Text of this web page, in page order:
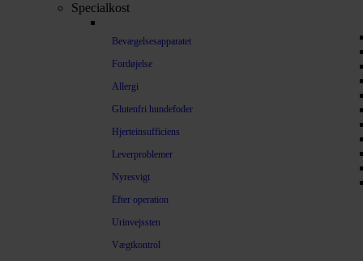
Specialkost
Bevægelsesapparatet
Fordøjelse
Allergi
Glutenfri hundefoder
Hjerteinsufficiens
Leverproblemer
Nyresvigt
Efter operation
Urinvejssten
Vægtkontrol